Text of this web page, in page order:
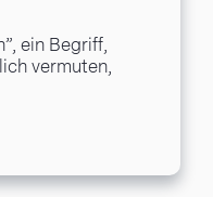
ein Begriff,
vermuten,